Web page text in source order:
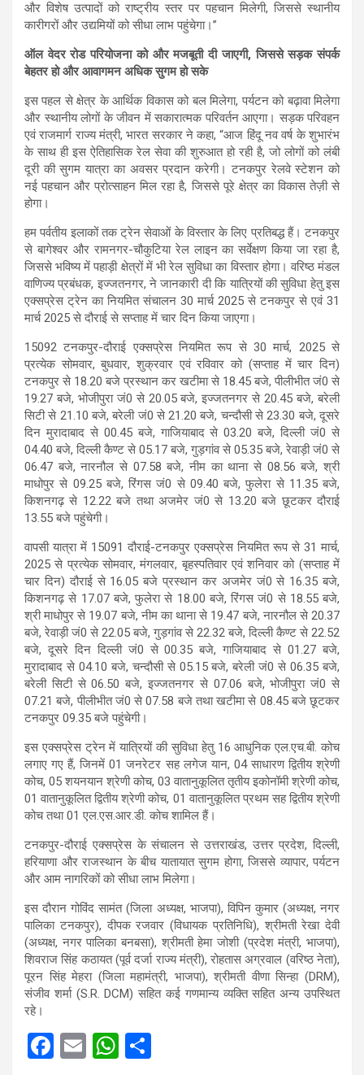
और विशेष उत्पादों को राष्ट्रीय स्तर पर पहचान मिलेगी, जिससे स्थानीय
कारीगरों और उद्यमियों को सीधा लाभ पहुंचेगा।”
ऑल वेदर रोड परियोजना को और मजबूती दी जाएगी, जिससे सड़क संपर्क
बेहतर हो और आवागमन अधिक सुगम हो सके
इस पहल से क्षेत्र के आर्थिक विकास को बल मिलेगा, पर्यटन को बढ़ावा मिलेगा
और स्थानीय लोगों के जीवन में सकारात्मक परिवर्तन आएगा। सड़क परिवहन
एवं राजमार्ग राज्य मंत्री, भारत सरकार ने कहा, “आज हिंदू नव वर्ष के शुभारंभ
के साथ ही इस ऐतिहासिक रेल सेवा की शुरुआत हो रही है, जो लोगों को लंबी
दूरी की सुगम यात्रा का अवसर प्रदान करेगी। टनकपुर रेलवे स्टेशन को
नई पहचान और प्रोत्साहन मिल रहा है, जिससे पूरे क्षेत्र का विकास तेज़ी से
होगा।
हम पर्वतीय इलाकों तक ट्रेन सेवाओं के विस्तार के लिए प्रतिबद्ध हैं। टनकपुर
से बागेश्वर और रामनगर-चौकुटिया रेल लाइन का सर्वेक्षण किया जा रहा है,
जिससे भविष्य में पहाड़ी क्षेत्रों में भी रेल सुविधा का विस्तार होगा। वरिष्ठ मंडल
वाणिज्य प्रबंधक, इज्जतनगर, ने जानकारी दी कि यात्रियों की सुविधा हेतु इस
एक्सप्रेस ट्रेन का नियमित संचालन 30 मार्च 2025 से टनकपुर से एवं 31
मार्च 2025 से दौराई से सप्ताह में चार दिन किया जाएगा।
15092 टनकपुर-दौराई एक्सप्रेस नियमित रूप से 30 मार्च, 2025 से
प्रत्येक सोमवार, बुधवार, शुक्रवार एवं रविवार को (सप्ताह में चार दिन)
टनकपुर से 18.20 बजे प्रस्थान कर खटीमा से 18.45 बजे, पीलीभीत जं0 से
19.27 बजे, भोजीपुरा जं0 से 20.05 बजे, इज्जतनगर से 20.45 बजे, बरेली
सिटी से 21.10 बजे, बरेली जं0 से 21.20 बजे, चन्दौसी से 23.30 बजे, दूसरे
दिन मुरादाबाद से 00.45 बजे, गाजियाबाद से 03.20 बजे, दिल्ली जं0 से
04.40 बजे, दिल्ली कैण्ट से 05.17 बजे, गुड़गांव से 05.35 बजे, रेवाड़ी जं0 से
06.47 बजे, नारनौल से 07.58 बजे, नीम का थाना से 08.56 बजे, श्री
माधोपुर से 09.25 बजे, रिंगस जं0 से 09.40 बजे, फुलेरा से 11.35 बजे,
किशनगढ़ से 12.22 बजे तथा अजमेर जं0 से 13.20 बजे छूटकर दौराई
13.55 बजे पहुंचेगी।
वापसी यात्रा में 15091 दौराई-टनकपुर एक्सप्रेस नियमित रूप से 31 मार्च,
2025 से प्रत्येक सोमवार, मंगलवार, बृहस्पतिवार एवं शनिवार को (सप्ताह में
चार दिन) दौराई से 16.05 बजे प्रस्थान कर अजमेर जं0 से 16.35 बजे,
किशनगढ़ से 17.07 बजे, फुलेरा से 18.00 बजे, रिंगस जं0 से 18.55 बजे,
श्री माधोपुर से 19.07 बजे, नीम का थाना से 19.47 बजे, नारनौल से 20.37
बजे, रेवाड़ी जं0 से 22.05 बजे, गुड़गांव से 22.32 बजे, दिल्ली कैण्ट से 22.52
बजे, दूसरे दिन दिल्ली जं0 से 00.35 बजे, गाजियाबाद से 01.27 बजे,
मुरादाबाद से 04.10 बजे, चन्दौसी से 05.15 बजे, बरेली जं0 से 06.35 बजे,
बरेली सिटी से 06.50 बजे, इज्जतनगर से 07.06 बजे, भोजीपुरा जं0 से
07.21 बजे, पीलीभीत जं0 से 07.58 बजे तथा खटीमा से 08.45 बजे छूटकर
टनकपुर 09.35 बजे पहुंचेगी।
इस एक्सप्रेस ट्रेन में यात्रियों की सुविधा हेतु 16 आधुनिक एल.एच.बी. कोच
लगाए गए हैं, जिनमें 01 जनरेटर सह लगेज यान, 04 साधारण द्वितीय श्रेणी
कोच, 05 शयनयान श्रेणी कोच, 03 वातानुकूलित तृतीय इकोनॉमी श्रेणी कोच,
01 वातानुकूलित द्वितीय श्रेणी कोच, 01 वातानुकूलित प्रथम सह द्वितीय श्रेणी
कोच तथा 01 एल.एस.आर.डी. कोच शामिल हैं।
टनकपुर-दौराई एक्सप्रेस के संचालन से उत्तराखंड, उत्तर प्रदेश, दिल्ली,
हरियाणा और राजस्थान के बीच यातायात सुगम होगा, जिससे व्यापार, पर्यटन
और आम नागरिकों को सीधा लाभ मिलेगा।
इस दौरान गोविंद सामंत (जिला अध्यक्ष, भाजपा), विपिन कुमार (अध्यक्ष, नगर
पालिका टनकपुर), दीपक रजवार (विधायक प्रतिनिधि), श्रीमती रेखा देवी
(अध्यक्ष, नगर पालिका बनबसा), श्रीमती हेमा जोशी (प्रदेश मंत्री, भाजपा),
शिवराज सिंह कठायत (पूर्व दर्जा राज्य मंत्री), रोहतास अग्रवाल (वरिष्ठ नेता),
पूरन सिंह मेहरा (जिला महामंत्री, भाजपा), श्रीमती वीणा सिन्हा (DRM),
संजीव शर्मा (S.R. DCM) सहित कई गणमान्य व्यक्ति सहित अन्य उपस्थित
रहे।
F
E
W